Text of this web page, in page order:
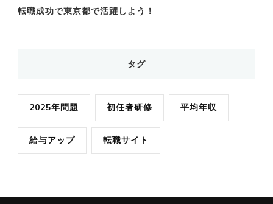
転職成功で東京都で活躍しよう！
タグ
2025年問題 初任者研修 平均年収
給与アップ 転職サイト